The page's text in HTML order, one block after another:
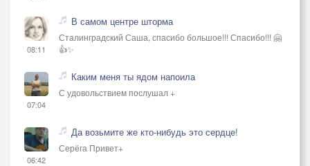
08:11
В самом центре шторма
Сталинградский Саша, спасибо большое!!! Спасибо!!! 🤗
👍✨
07:04
Каким меня ты ядом напоила
С удовольствием послушал +
06:42
Да возьмите же кто-нибудь это сердце!
Серёга Привет+